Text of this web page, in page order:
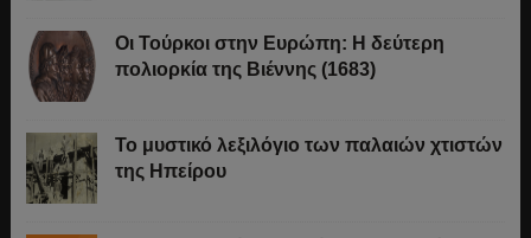
Οι Τούρκοι στην Ευρώπη: Η δεύτερη
πολιορκία της Βιέννης (1683)
Το μυστικό λεξιλόγιο των παλαιών χτιστών
της Ηπείρου